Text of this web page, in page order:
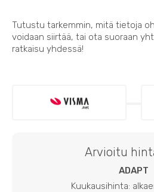
Tutustu tarkemmin, mitä tietoja
voidaan siirtää, tai ota suoraan
ratkaisu yhdessä!
Arvioitu
ADAPT
Kuukausihinta: